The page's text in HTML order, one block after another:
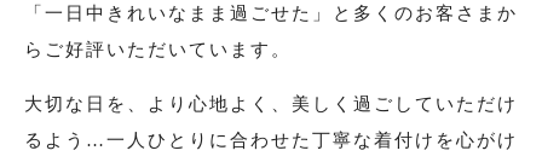
「一日中きれいなまま過ごせた」と多くのお客さまか
らご好評いただいています。
大切な日を、より心地よく、美しく過ごしていただけ
るよう…一人ひとりに合わせた丁寧な着付けを心がけ